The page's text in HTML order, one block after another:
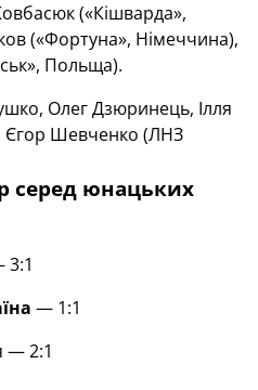
(«Кішварда»,
(«Фортуна», Німеччина),
Польща).
Олег Дзюринець, Ілля
Єгор Шевченко (ЛНЗ
серед юнацьких
3:1
— 1:1
— 2:1